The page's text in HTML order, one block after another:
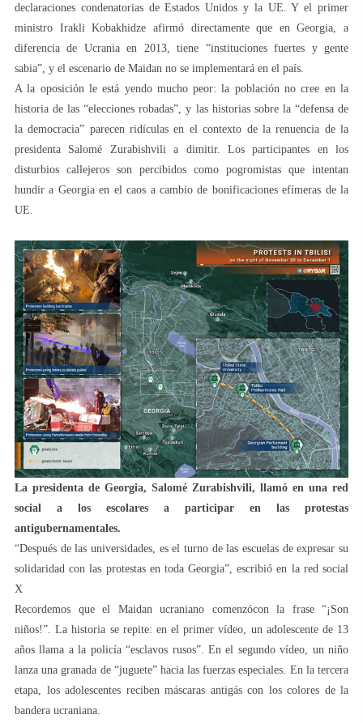
declaraciones condenatorias de Estados Unidos y la UE. Y el primer
ministro Irakli Kobakhidze afirmó directamente que en Georgia, a
diferencia de Ucrania en 2013, tiene “instituciones fuertes y gente
sabia”, y el escenario de Maidan no se implementará en el país.
A la oposición le está yendo mucho peor: la población no cree en la
historia de las “elecciones robadas”, y las historias sobre la “defensa de
la democracia” parecen ridículas en el contexto de la renuencia de la
presidenta Salomé Zurabishvili a dimitir. Los participantes en los
disturbios callejeros son percibidos como pogromistas que intentan
hundir a Georgia en el caos a cambio de bonificaciones efímeras de la
UE.
La presidenta de Georgia, Salomé Zurabishvili, llamó en una red
social a los escolares a participar en las protestas
antigubernamentales.
“Después de las universidades, es el turno de las escuelas de expresar su
solidaridad con las protestas en toda Georgia”, escribió en la red social
X
Recordemos que el Maidan ucraniano comenzócon la frase “¡Son
niños!”. La historia se repite: en el primer vídeo, un adolescente de 13
años llama a la policía “esclavos rusos”. En el segundo vídeo, un niño
lanza una granada de “juguete” hacia las fuerzas especiales. En la tercera
etapa, los adolescentes reciben máscaras antigás con los colores de la
bandera ucraniana.